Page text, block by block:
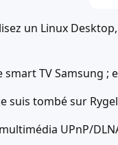
un Linux
smart TV Samsung ;
suis tombé sur
UPnP/